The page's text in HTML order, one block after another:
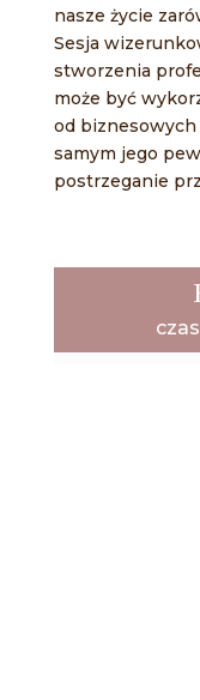
nasze życie
Sesja
stworzenia
może być
od biznesowych
samym jego
postrzeganie